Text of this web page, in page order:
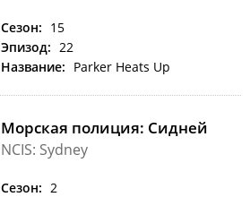
Сезон: 15
Эпизод: 22
Название: Parker Heats Up
Морская полиция: Сидней
NCIS: Sydney
Сезон: 2